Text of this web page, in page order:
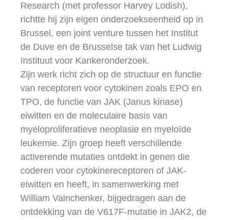
Research (met professor Harvey Lodish),
richtte hij zijn eigen onderzoekseenheid op in
Brussel, een joint venture tussen het Institut
de Duve en de Brusselse tak van het Ludwig
Instituut voor Kankeronderzoek.
Zijn werk richt zich op de structuur en functie
van receptoren voor cytokinen zoals EPO en
TPO, de functie van JAK (Janus kinase)
eiwitten en de moleculaire basis van
myeloproliferatieve neoplasie en myeloïde
leukemie. Zijn groep heeft verschillende
activerende mutaties ontdekt in genen die
coderen voor cytokinereceptoren of JAK-
eiwitten en heeft, in samenwerking met
William Vainchenker, bijgedragen aan de
ontdekking van de V617F-mutatie in JAK2, de